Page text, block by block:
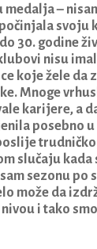
medalja –
svoju
30. godine
nisu
koje žele da
Mnoge
karijere, a
posebno
slučaju kada
sezonu po
može da
i tako